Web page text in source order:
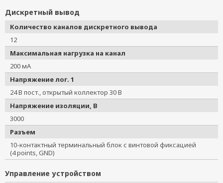
Дискретный вывод
Количество каналов дискретного вывода
12
Максимальная нагрузка на канал
200 мА
Напряжение лог. 1
24 В пост., открытый коллектор 30 В
Напряжение изоляции, В
3000
Разъем
10-контактный терминальный блок с винтовой фиксацией
(4 points, GND)
Управление устройством